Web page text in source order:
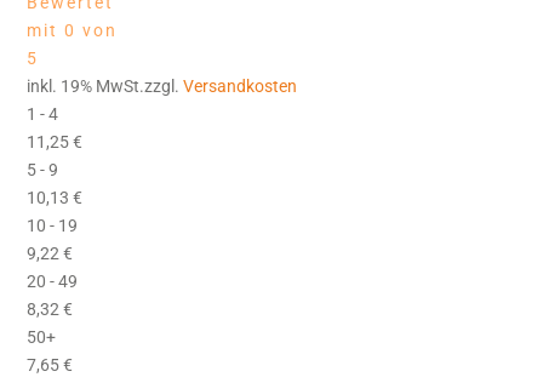
mit 0 von
5
inkl. 19% MwSt.zzgl.Versandkosten
1 - 4
11,25€
5 - 9
10,13€
10 - 19
9,22€
20 - 49
8,32€
50+
7,65€